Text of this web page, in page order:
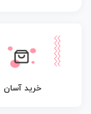
خرید آسان